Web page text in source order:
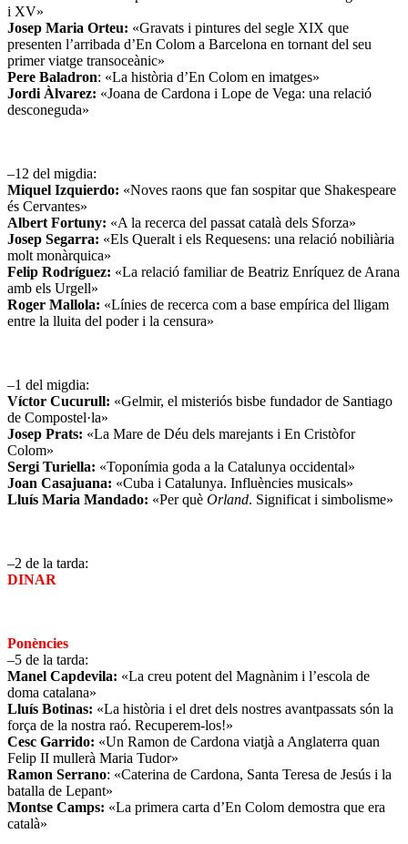
i XV»
Josep Maria Orteu: «Gravats i pintures del segle XIX que
presenten l’arribada d’En Colom a Barcelona en tornant del seu
primer viatge transoceànic»
Pere Baladron: «La història d’En Colom en imatges»
Jordi Àlvarez: «Joana de Cardona i Lope de Vega: una relació
desconeguda»
–12 del migdia:
Miquel Izquierdo: «Noves raons que fan sospitar que Shakespeare
és Cervantes»
Albert Fortuny: «A la recerca del passat català dels Sforza»
Josep Segarra: «Els Queralt i els Requesens: una relació nobiliària
molt monàrquica»
Felip Rodríguez: «La relació familiar de Beatriz Enríquez de Arana
amb els Urgell»
Roger Mallola: «Línies de recerca com a base empírica del lligam
entre la lluita del poder i la censura»
–1 del migdia:
Víctor Cucurull: «Gelmir, el misteriós bisbe fundador de Santiago
de Compostel·la»
Josep Prats: «La Mare de Déu dels marejants i En Cristòfor
Colom»
Sergi Turiella: «Toponímia goda a la Catalunya occidental»
Joan Casajuana: «Cuba i Catalunya. Influències musicals»
Lluís Maria Mandado: «Per què Orland. Significat i simbolisme»
–2 de la tarda:
DINAR
Ponències
–5 de la tarda:
Manel Capdevila: «La creu potent del Magnànim i l’escola de
doma catalana»
Lluís Botinas: «La història i el dret dels nostres avantpassats són la
força de la nostra raó. Recuperem-los!»
Cesc Garrido: «Un Ramon de Cardona viatjà a Anglaterra quan
Felip II mullerà Maria Tudor»
Ramon Serrano: «Caterina de Cardona, Santa Teresa de Jesús i la
batalla de Lepant»
Montse Camps: «La primera carta d’En Colom demostra que era
català»